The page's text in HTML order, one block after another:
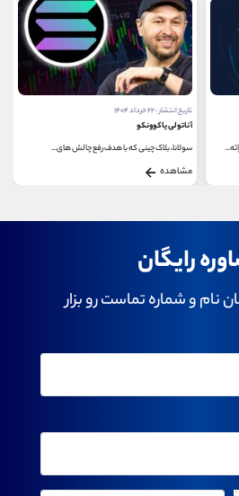
تاریخ انتشار : ۲۲ خرداد ۱۴۰۴
آناتولی یاکوونکو
سولانا، بلاک ‌چینی که با هدف رفع چالش ‌های...
مشاهده
رایگان
نام و شماره تماست رو بزار